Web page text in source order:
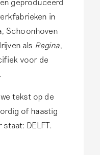
geproduceerd
in
Schoonhoven
als Regina,
voor de
tekst op de
of haastig
DELFT.